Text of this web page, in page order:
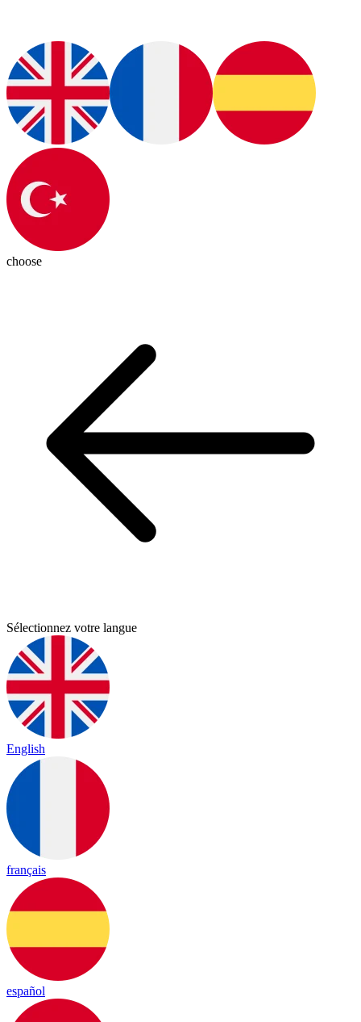
choose
Sélectionnez votre langue
English
français
español